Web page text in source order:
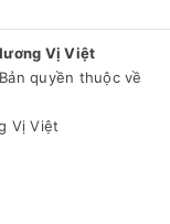
Vị Việt
quyền thuộc về
Vị Việt